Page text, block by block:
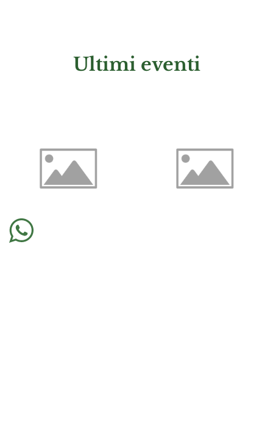
Ultimi eventi